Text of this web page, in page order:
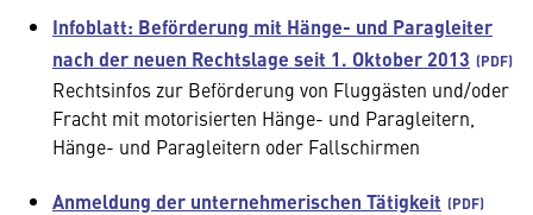
Infoblatt: Beförderung mit Hänge- und Paragleiter
nach der neuen Rechtslage seit 1. Oktober 2013
Rechtsinfos zur Beförderung von Fluggästen und/oder
Fracht mit motorisierten Hänge- und Paragleitern,
Hänge- und Paragleitern oder Fallschirmen
Anmeldung der unternehmerischen Tätigkeit